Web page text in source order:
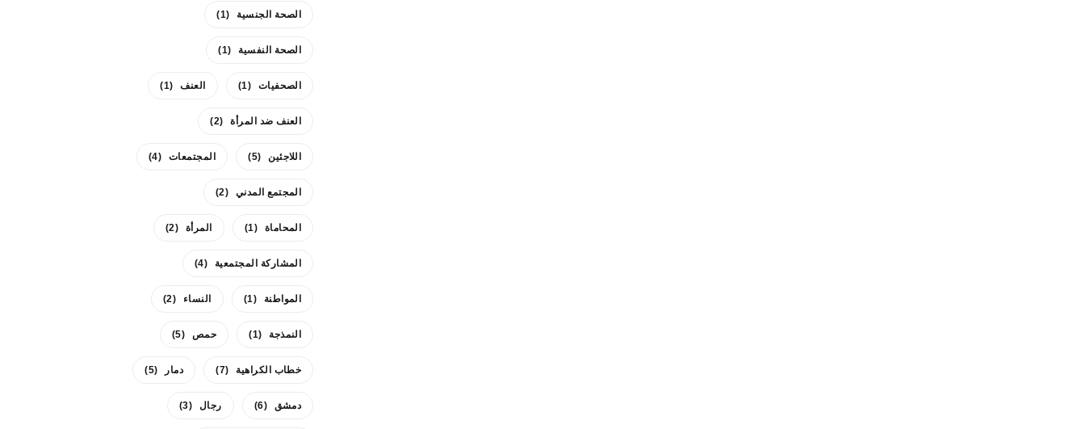
الصحة الجنسية (1)
الصحة النفسية (1)
الصحفيات (1) العنف (1)
العنف ضد المرأة (2)
اللاجئين (5) المجتمعات (4)
المجتمع المدني (2)
المحاماة (1) المرأة (2)
المشاركة المجتمعية (4)
المواطنة (1) النساء (2)
النمذجة (1) حمص (5)
خطاب الكراهية (7) دمار (5)
دمشق (6) رجال (3)